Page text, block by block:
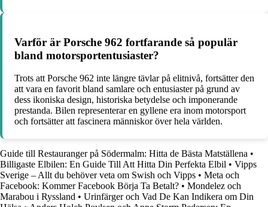
Varför är Porsche 962 fortfarande så populär
bland motorsportentusiaster?
Trots att Porsche 962 inte längre tävlar på elitnivå, fortsätter den
att vara en favorit bland samlare och entusiaster på grund av
dess ikoniska design, historiska betydelse och imponerande
prestanda. Bilen representerar en gyllene era inom motorsport
och fortsätter att fascinera människor över hela världen.
Guide till Restauranger på Södermalm: Hitta de Bästa Matställena •
Billigaste Elbilen: En Guide Till Att Hitta Din Perfekta Elbil • Vipps
Sverige – Allt du behöver veta om Swish och Vipps • Meta och
Facebook: Kommer Facebook Börja Ta Betalt? • Mondelez och
Marabou i Ryssland • Urinfärger och Vad De Kan Indikera om Din